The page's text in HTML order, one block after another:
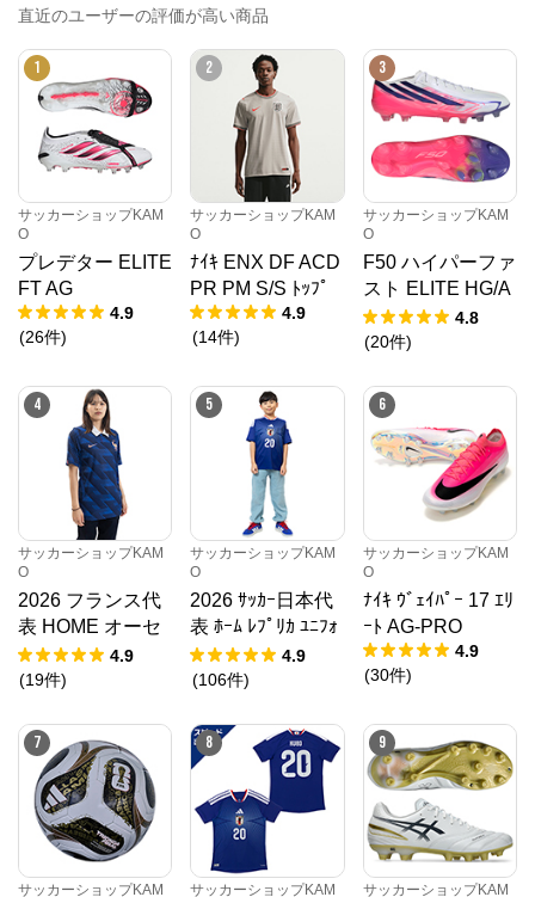
直近のユーザーの評価が高い商品
1
サッカーショップKAM
O
プレデター ELITE
FT AG
4.9
(26件)
2
サッカーショップKAM
O
ﾅｲｷ ENX DF ACD
PR PM S/S ﾄｯﾌﾟ
4.9
(14件)
3
サッカーショップKAM
O
F50 ハイパーファ
スト ELITE HG/A
G JAPAN 4.8
(20件)
4
サッカーショップKAM
O
2026 フランス代
表 HOME オーセ
ンティックユニフ
ォーム
4.9
(19件)
5
サッカーショップKAM
O
2026 ｻｯｶｰ日本代
表 ﾎｰﾑ ﾚﾌﾟﾘｶ ﾕﾆﾌｫ
ｰﾑ KIDS
4.9
(106件)
6
サッカーショップKAM
O
ﾅｲｷ ｳﾞｪｲﾊﾟｰ 17 ｴﾘ
ｰﾄ AG-PRO
4.9
(30件)
7
サッカーショップKAM
8
サッカーショップKAM
9
サッカーショップKAM